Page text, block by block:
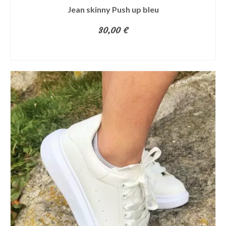
produit
Jean skinny Push up bleu
30,00 €
variations.
options
peuvent
être
choisies
sur